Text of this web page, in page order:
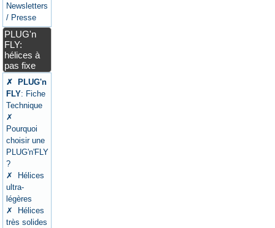
Newsletters
/ Presse
PLUG'n
FLY:
hélices à
pas fixe
✗ PLUG'n
FLY: Fiche
Technique
✗
Pourquoi
choisir une
PLUG'n'FLY
?
✗ Hélices
ultra-
légères
✗ Hélices
très solides